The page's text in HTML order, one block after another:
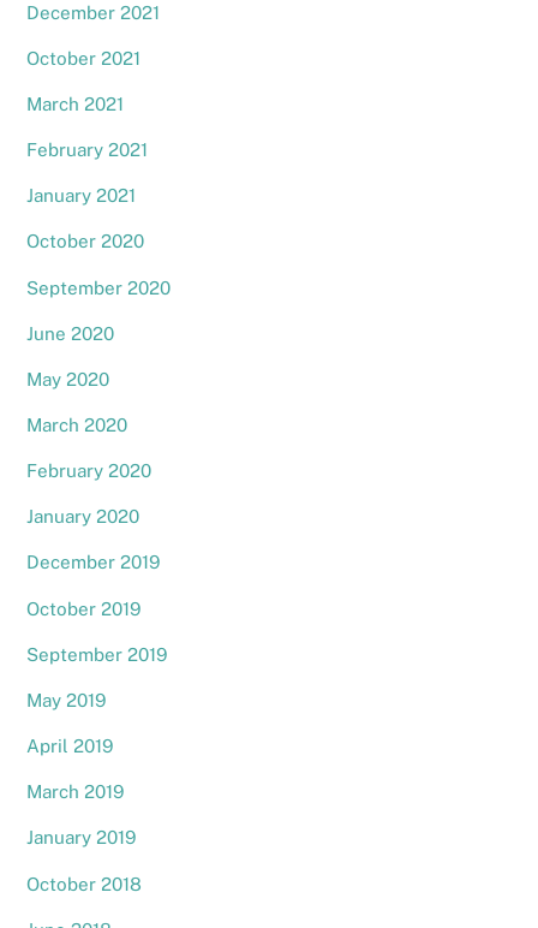
December 2021
October 2021
March 2021
February 2021
January 2021
October 2020
September 2020
June 2020
May 2020
March 2020
February 2020
January 2020
December 2019
October 2019
September 2019
May 2019
April 2019
March 2019
January 2019
October 2018